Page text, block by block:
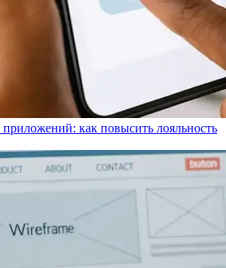
как повысить лояльность